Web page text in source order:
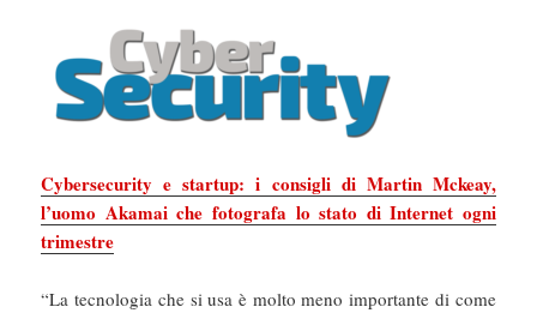
Cybersecurity e startup: i consigli di Martin Mckeay,
l’uomo Akamai che fotografa lo stato di Internet ogni
trimestre
“La tecnologia che si usa è molto meno importante di come